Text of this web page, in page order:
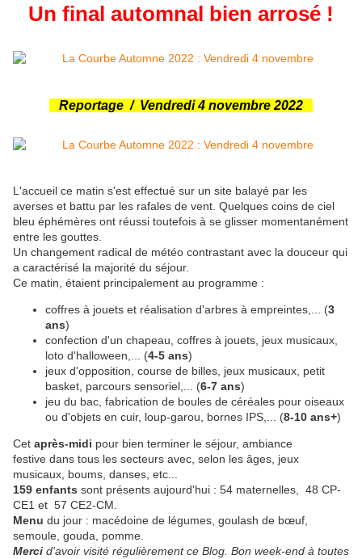
Un final automnal bien arrosé !
Reportage / Vendredi 4 novembre 2022
L'accueil ce matin s'est effectué sur un site balayé par les
averses et battu par les rafales de vent. Quelques coins de ciel
bleu éphémères ont réussi toutefois à se glisser momentanément
entre les gouttes.
Un changement radical de météo contrastant avec la douceur qui
a caractérisé la majorité du séjour.
Ce matin, étaient principalement au programme :
coffres à jouets et réalisation d'arbres à empreintes,... (3
ans)
confection d'un chapeau, coffres à jouets, jeux musicaux,
loto d'halloween,... (4-5 ans)
jeux d'opposition, course de billes, jeux musicaux, petit
basket, parcours sensoriel,... (6-7 ans)
jeu du bac, fabrication de boules de céréales pour oiseaux
ou d'objets en cuir, loup-garou, bornes IPS,... (8-10 ans+)
Cet après-midi pour bien terminer le séjour, ambiance
festive dans tous les secteurs avec, selon les âges, jeux
musicaux, boums, danses, etc...
159 enfants sont présents aujourd'hui : 54 maternelles, 48 CP-
CE1 et 57 CE2-CM.
Menu du jour : macédoine de légumes, goulash de bœuf,
semoule, gouda, pomme.
Merci d'avoir visité régulièrement ce Blog. Bon week-end à toutes